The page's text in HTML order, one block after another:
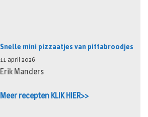
Snelle mini pizzaatjes van pittabroodjes
11 april 2026
Erik Manders
Meer recepten KLIK HIER>>